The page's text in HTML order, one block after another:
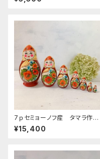
ナ退散 マスクマトリョーシカ
7ｐセミョーノフ産 タマラ作
マトリョーシカ 「ポピー」 MT
104
¥15,400